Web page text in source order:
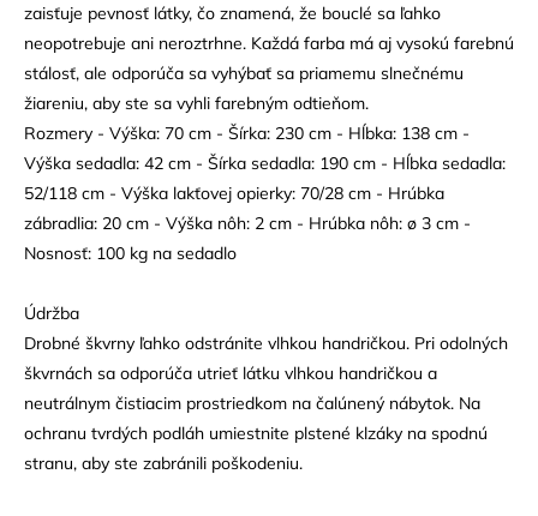
zaisťuje pevnosť látky, čo znamená, že bouclé sa ľahko
neopotrebuje ani neroztrhne. Každá farba má aj vysokú farebnú
stálosť, ale odporúča sa vyhýbať sa priamemu slnečnému
žiareniu, aby ste sa vyhli farebným odtieňom.
Rozmery - Výška: 70 cm - Šírka: 230 cm - Hĺbka: 138 cm -
Výška sedadla: 42 cm - Šírka sedadla: 190 cm - Hĺbka sedadla:
52/118 cm - Výška lakťovej opierky: 70/28 cm - Hrúbka
zábradlia: 20 cm - Výška nôh: 2 cm - Hrúbka nôh: ø 3 cm -
Nosnosť: 100 kg na sedadlo
Údržba
Drobné škvrny ľahko odstránite vlhkou handričkou. Pri odolných
škvrnách sa odporúča utrieť látku vlhkou handričkou a
neutrálnym čistiacim prostriedkom na čalúnený nábytok. Na
ochranu tvrdých podláh umiestnite plstené klzáky na spodnú
stranu, aby ste zabránili poškodeniu.